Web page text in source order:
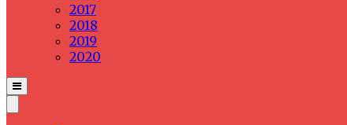
2017
2018
2019
2020